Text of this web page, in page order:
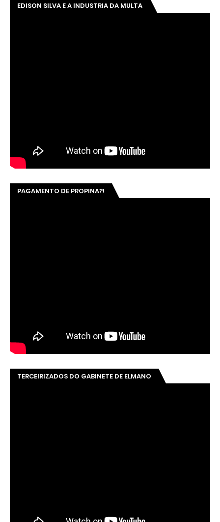
EDISON SILVA E A INDUSTRIA DA MULTA
PAGAMENTO DE PROPINA?!
TERCEIRIZADOS DO GABINETE DE ELMANO